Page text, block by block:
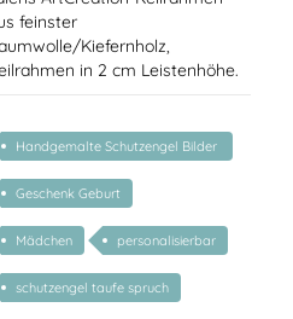
feinster
Kiefernholz,
in 2 cm Leistenhöhe.
Handgemalte Schutzengel Bilder
mit Gedicht
Geschenk Geburt
Mädchen personalisierbar
schutzengel taufe spruch